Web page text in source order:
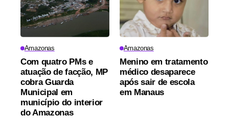
Amazonas
Com quatro PMs e
atuação de facção, MP
cobra Guarda
Municipal em
município do interior
do Amazonas
Amazonas
Menino em tratamento
médico desaparece
após sair de escola
em Manaus